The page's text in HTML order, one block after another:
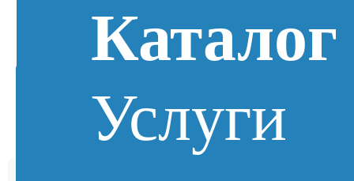
Каталог
Услуги